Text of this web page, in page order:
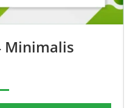
Minimalis